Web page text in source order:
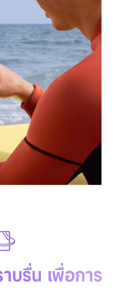
บรื่น เพื่อการ